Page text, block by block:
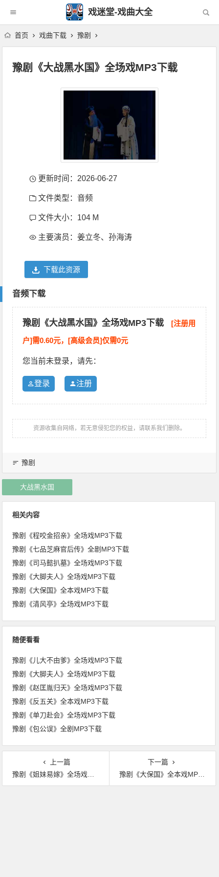
戏迷堂-戏曲大全
首页 戏曲下载 豫剧
豫剧《大战黑水国》全场戏MP3下载
更新时间：2026-06-27
文件类型：音频
文件大小：104 M
主要演员：姜立冬、孙海涛
下载此资源
音频下载
豫剧《大战黑水国》全场戏MP3下载 [注册用
户]需0.60元，[高级会员]仅需0元
您当前未登录，请先：
登录 注册
资源收集自网络，若无意侵犯您的权益，请联系我们删除。
豫剧
大战黑水国
相关内容
豫剧《程咬金招亲》全场戏MP3下载
豫剧《七品芝麻官后传》全剧MP3下载
豫剧《司马懿扒墓》全场戏MP3下载
豫剧《大脚夫人》全场戏MP3下载
豫剧《大保国》全本戏MP3下载
豫剧《清风亭》全场戏MP3下载
随便看看
豫剧《儿大不由爹》全场戏MP3下载
豫剧《大脚夫人》全场戏MP3下载
豫剧《赵匡胤归天》全场戏MP3下载
豫剧《反五关》全本戏MP3下载
豫剧《单刀赴会》全场戏MP3下载
豫剧《包公误》全剧MP3下载
上一篇
豫剧《姐妹易嫁》全场戏MP3下载
下一篇
豫剧《大保国》全本戏MP3下载